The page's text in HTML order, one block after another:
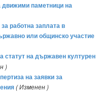
движими паметници на
работна заплата в
или общинско участие
статут на държавен културен
)
на заявки за
( Изменен )